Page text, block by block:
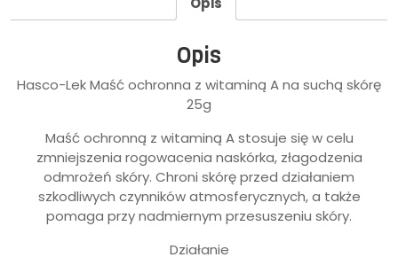
Opis
Hasco-Lek Maść ochronna z witaminą A na suchą skórę
25g
Maść ochronną z witaminą A stosuje się w celu
zmniejszenia rogowacenia naskórka, złagodzenia
odmrożeń skóry. Chroni skórę przed działaniem
szkodliwych czynników atmosferycznych, a także
pomaga przy nadmiernym przesuszeniu skóry.
Działanie